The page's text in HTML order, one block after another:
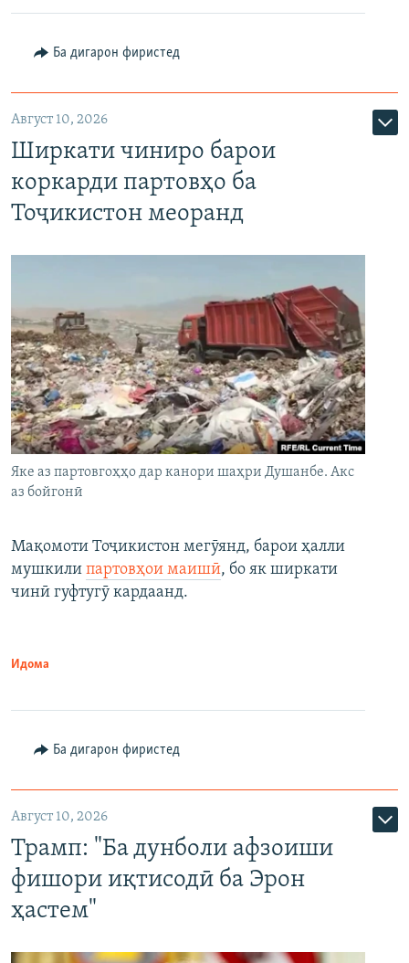
Ба дигарон фиристед
Август 10, 2026
Ширкати чиниро барои
коркарди партовҳо ба
Тоҷикистон меоранд
Яке аз партовгоҳҳо дар канори шаҳри Душанбе. Акс
аз бойгонӣ
Мақомоти Тоҷикистон мегӯянд, барои ҳалли
мушкили партовҳои маишӣ, бо як ширкати
чинӣ гуфтугӯ кардаанд.
Идома
Ба дигарон фиристед
Август 10, 2026
Трамп: "Ба дунболи афзоиши
фишори иқтисодӣ ба Эрон
ҳастем"